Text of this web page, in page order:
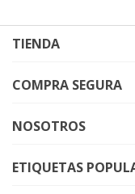
TIENDA
COMPRA SEGURA
NOSOTROS
ETIQUETAS